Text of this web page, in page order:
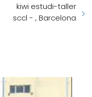
kiwi estudi-taller
sccl - , Barcelona